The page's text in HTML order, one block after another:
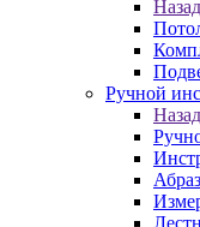
Назад
Ручной
Назад